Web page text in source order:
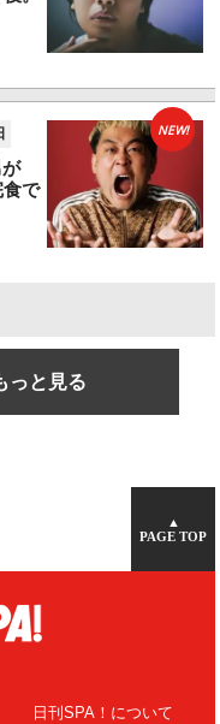
食で
NEW!
っと見る
▲
PAGE TOP
日刊SPA！について